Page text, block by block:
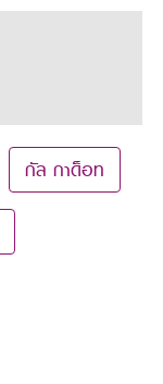
กัล กาด็อท